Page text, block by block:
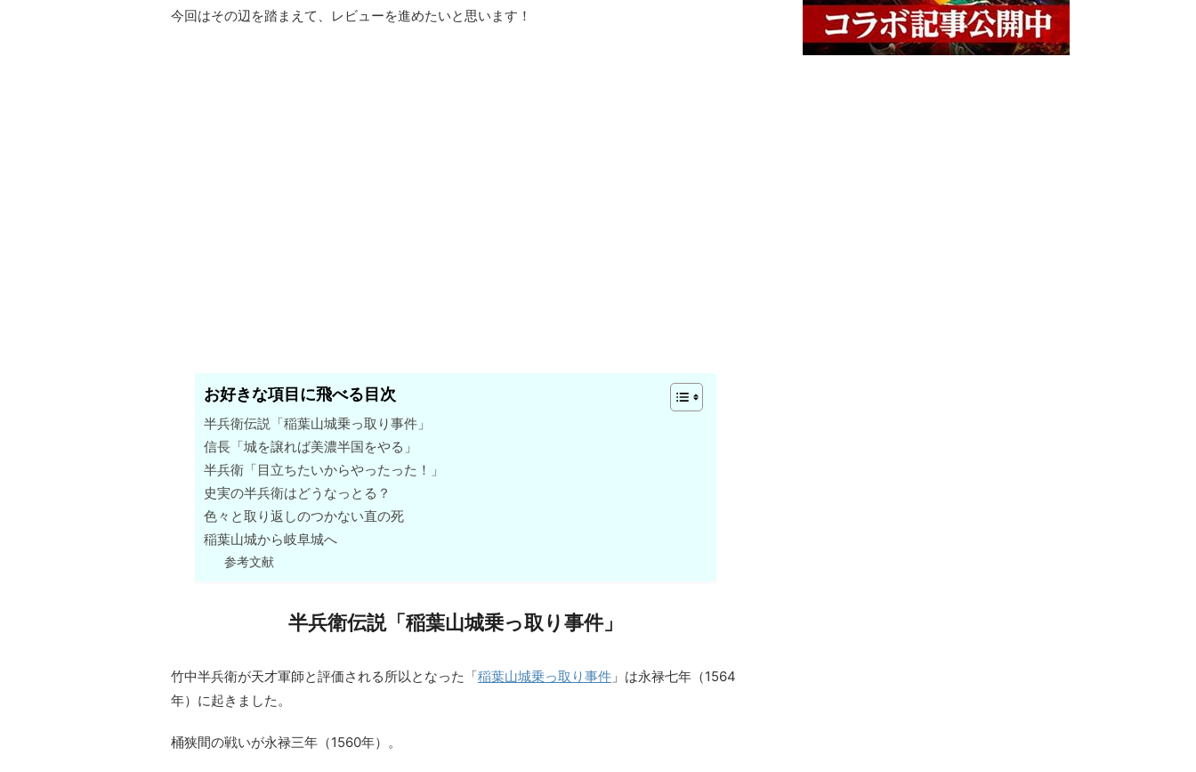
今回はその辺を踏まえて、レビューを進めたいと思います！
お好きな項目に飛べる目次
半兵衛伝説「稲葉山城乗っ取り事件」
信長「城を譲れば美濃半国をやる」
半兵衛「目立ちたいからやったった！」
史実の半兵衛はどうなっとる？
色々と取り返しのつかない直の死
稲葉山城から岐阜城へ
参考文献
半兵衛伝説「稲葉山城乗っ取り事件」
竹中半兵衛が天才軍師と評価される所以となった「稲葉山城乗っ取り事件 」は永禄七年（1564
年）に起きました。
桶狭間の戦いが永禄三年（1560年）。